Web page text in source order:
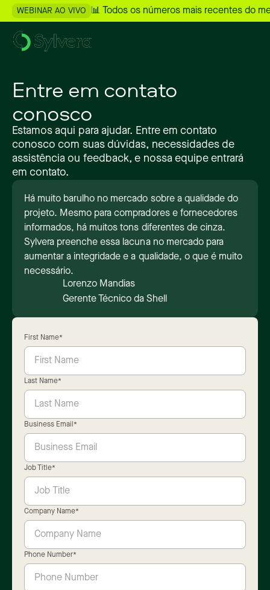
WEBINAR AO VIVO 📊 Todos os números mais recentes do
Entre em contato
conosco
Estamos aqui para ajudar. Entre em contato
conosco com suas dúvidas, necessidades de
assistência ou feedback, e nossa equipe entrará
em contato.
Há muito barulho no mercado sobre a qualidade do
projeto. Mesmo para compradores e fornecedores
informados, há muitos tons diferentes de cinza.
Sylvera preenche essa lacuna no mercado para
aumentar a integridade e a qualidade, o que é muito
necessário.
Lorenzo Mandias
Gerente Técnico da Shell
First Name*
Last Name*
Business Email *
Job Title*
Company Name*
Phone Number*